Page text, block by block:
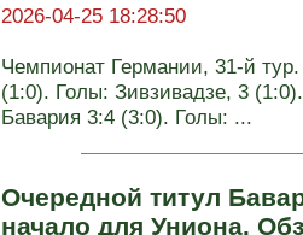
2026-04-25 18:28:50
Чемпионат Германии, 31-й
(1:0). Голы: Зивзивадзе, 3
Бавария 3:4 (3:0). Голы: ...
Очередной титул
начало для Униона.